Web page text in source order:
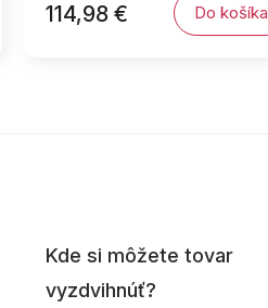
114,98 € Do košíka
Kde si môžete tovar
vyzdvihnúť?